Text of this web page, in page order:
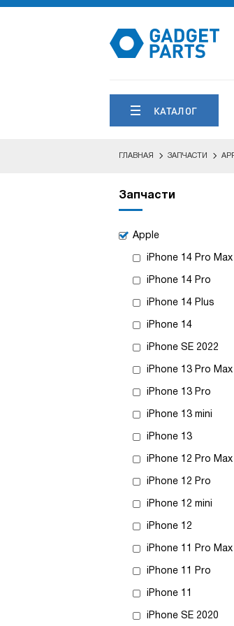
КАТАЛОГ
ГЛАВНАЯ ЗАПЧАСТИ
Запчасти
Apple
iPhone 14 Pro Max
iPhone 14 Pro
iPhone 14 Plus
iPhone 14
iPhone SE 2022
iPhone 13 Pro Max
iPhone 13 Pro
iPhone 13 mini
iPhone 13
iPhone 12 Pro Max
iPhone 12 Pro
iPhone 12 mini
iPhone 12
iPhone 11 Pro Max
iPhone 11 Pro
iPhone 11
iPhone SE 2020